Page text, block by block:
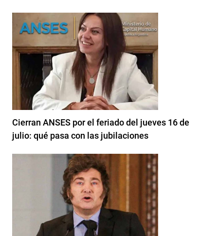
Cierran ANSES por el feriado del jueves 16 de
julio: qué pasa con las jubilaciones